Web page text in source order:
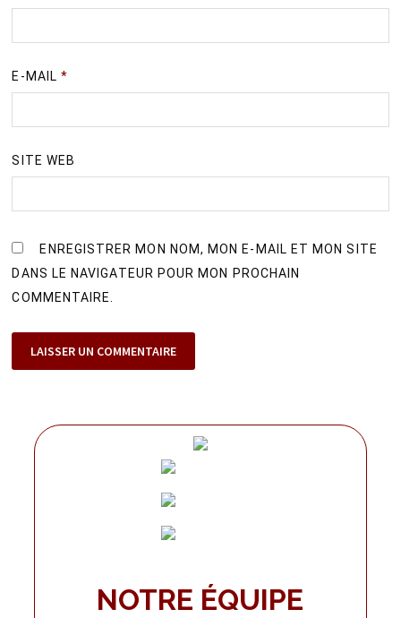
E-MAIL *
SITE WEB
ENREGISTRER MON NOM, MON E-MAIL ET MON SITE
DANS LE NAVIGATEUR POUR MON PROCHAIN
COMMENTAIRE.
NOTRE ÉQUIPE